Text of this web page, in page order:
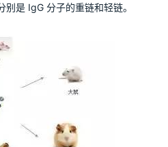
是 IgG 分子的重链和轻链。